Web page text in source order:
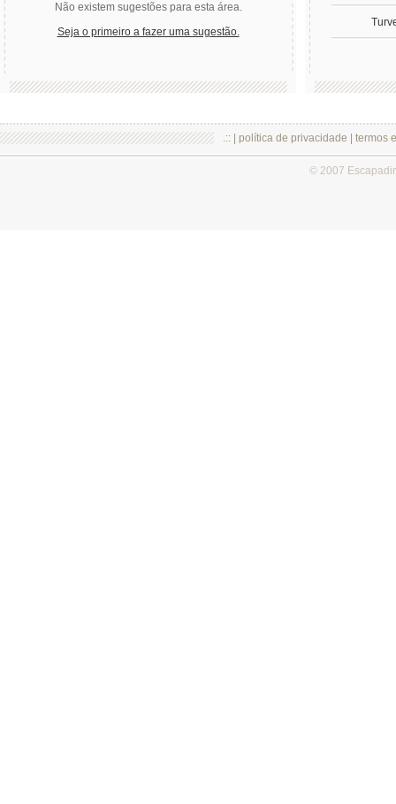
Não existem sugestões para esta área.
Seja o primeiro a fazer uma sugestão.
.:: | política de privacidade termos
© 2007